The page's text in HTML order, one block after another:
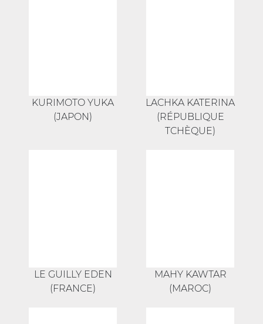
KURIMOTO YUKA
(JAPON)
LACHKA KATERINA
(RÉPUBLIQUE
TCHÈQUE)
LE GUILLY EDEN
(FRANCE)
MAHY KAWTAR
(MAROC)